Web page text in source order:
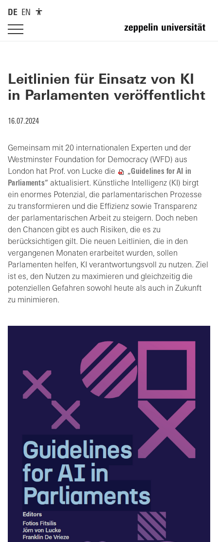
DE EN
Leitlinien für Einsatz von KI
in Parlamenten veröffentlicht
16.07.2024
Gemeinsam mit 20 internationalen Experten und der
Westminster Foundation for Democracy (WFD) aus
London hat Prof. von Lucke die
„Guidelines for AI in
Parliaments“ aktualisiert. Künstliche Intelligenz (KI) birgt
ein enormes Potenzial, die parlamentarischen Prozesse
zu transformieren und die Effizienz sowie Transparenz
der parlamentarischen Arbeit zu steigern. Doch neben
den Chancen gibt es auch Risiken, die es zu
berücksichtigen gilt. Die neuen Leitlinien, die in den
vergangenen Monaten erarbeitet wurden, sollen
Parlamenten helfen, KI verantwortungsvoll zu nutzen. Ziel
ist es, den Nutzen zu maximieren und gleichzeitig die
potenziellen Gefahren sowohl heute als auch in Zukunft
zu minimieren.